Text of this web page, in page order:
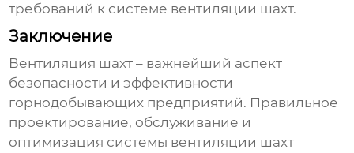
требований к системе вентиляции шахт.
Заключение
Вентиляция шахт – важнейший аспект
безопасности и эффективности
горнодобывающих предприятий. Правильное
проектирование, обслуживание и
оптимизация системы вентиляции шахт